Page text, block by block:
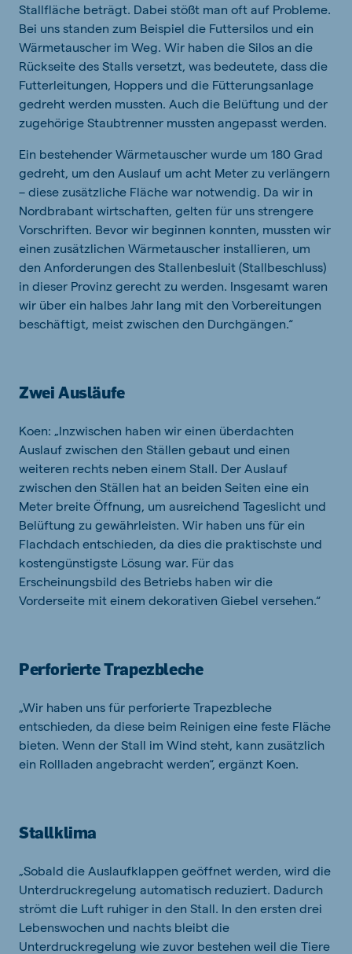
Stallfläche beträgt. Dabei stößt man oft auf Probleme.
Bei uns standen zum Beispiel die Futtersilos und ein
Wärmetauscher im Weg. Wir haben die Silos an die
Rückseite des Stalls versetzt, was bedeutete, dass die
Futterleitungen, Hoppers und die Fütterungsanlage
gedreht werden mussten. Auch die Belüftung und der
zugehörige Staubtrenner mussten angepasst werden.
Ein bestehender Wärmetauscher wurde um 180 Grad
gedreht, um den Auslauf um acht Meter zu verlängern
– diese zusätzliche Fläche war notwendig. Da wir in
Nordbrabant wirtschaften, gelten für uns strengere
Vorschriften. Bevor wir beginnen konnten, mussten wir
einen zusätzlichen Wärmetauscher installieren, um
den Anforderungen des Stallenbesluit (Stallbeschluss)
in dieser Provinz gerecht zu werden. Insgesamt waren
wir über ein halbes Jahr lang mit den Vorbereitungen
beschäftigt, meist zwischen den Durchgängen.“
Zwei Ausläufe
Koen: „Inzwischen haben wir einen überdachten
Auslauf zwischen den Ställen gebaut und einen
weiteren rechts neben einem Stall. Der Auslauf
zwischen den Ställen hat an beiden Seiten eine ein
Meter breite Öffnung, um ausreichend Tageslicht und
Belüftung zu gewährleisten. Wir haben uns für ein
Flachdach entschieden, da dies die praktischste und
kostengünstigste Lösung war. Für das
Erscheinungsbild des Betriebs haben wir die
Vorderseite mit einem dekorativen Giebel versehen.“
Perforierte Trapezbleche
„Wir haben uns für perforierte Trapezbleche
entschieden, da diese beim Reinigen eine feste Fläche
bieten. Wenn der Stall im Wind steht, kann zusätzlich
ein Rollladen angebracht werden“, ergänzt Koen.
Stallklima
„Sobald die Auslaufklappen geöffnet werden, wird die
Unterdruckregelung automatisch reduziert. Dadurch
strömt die Luft ruhiger in den Stall. In den ersten drei
Lebenswochen und nachts bleibt die
Unterdruckregelung wie zuvor bestehen weil die Tiere